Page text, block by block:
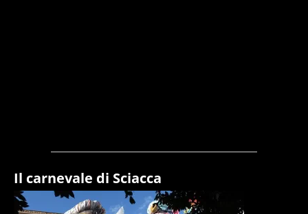
Il carnevale di Sciacca